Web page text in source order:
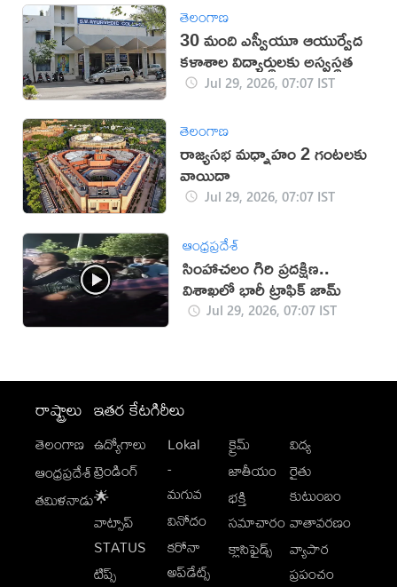
తెలంగాణ
30 మంది ఎస్వీయూ ఆయుర్వేద
కళాశాల విద్యార్థులకు అస్వస్థత
Jul 29, 2026, 07:07 IST
తెలంగాణ
రాజ్యసభ మధ్నాహం 2 గంటలకు
వాయిదా
Jul 29, 2026, 07:07 IST
ఆంధ్రప్రదేశ్
సింహాచలం గిరి ప్రదక్షిణ..
విశాఖ‌లో భారీ ట్రాఫిక్ జామ్
Jul 29, 2026, 07:07 IST
రాష్ట్రాలు
తెలంగాణ
ఆంధ్రప్రదేశ్
తమిళనాడు
ఇతర కేటగిరీలు
ఉద్యోగాలు
ట్రెండింగ్
🌟
వాట్సాప్
STATUS
టిప్స్
Lokal
-
మగువ
వినోదం
కరోనా
అప్‌డేట్స్
క్రైమ్
జాతీయం
భక్తి
సమాచారం
క్లాసిఫైడ్స్
విద్య
రైతు
కుటుంబం
వాతావరణం
వ్యాపార
ప్రపంచం